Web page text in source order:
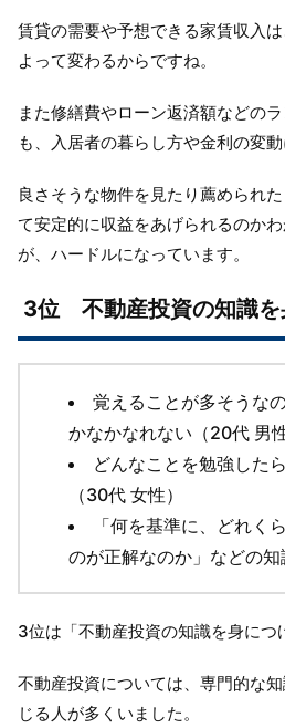
賃貸の需要や予想できる家賃収入
よって変わるからですね。
また修繕費やローン返済額などの
も、入居者の暮らし方や金利の変動
良さそうな物件を見たり薦められ
て安定的に収益をあげられるのか
が、ハードルになっています。
3位 不動産投資の知識を
覚えることが多そうな
かなかなれない（20代 男性
どんなことを勉強した
（30代 女性）
「何を基準に、どれく
のが正解なのか」などの知
3位は「不動産投資の知識を身につ
不動産投資については、専門的な
じる人が多くいました。